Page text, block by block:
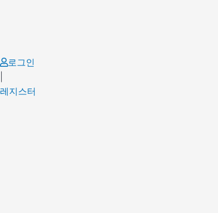
로그인
레지스터